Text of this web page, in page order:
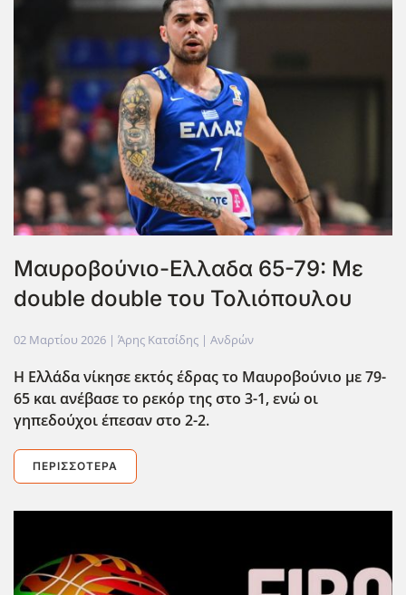
Μαυροβούνιο-Ελλαδα 65-79: Με
double double του Τολιόπουλου
02 Μαρτίου 2026 | Άρης Κατσίδης | Ανδρών
Η Ελλάδα νίκησε εκτός έδρας το Μαυροβούνιο με 79-
65 και ανέβασε το ρεκόρ της στο 3-1, ενώ οι
γηπεδούχοι έπεσαν στο 2-2.
ΠΕΡΙΣΣΌΤΕΡΑ